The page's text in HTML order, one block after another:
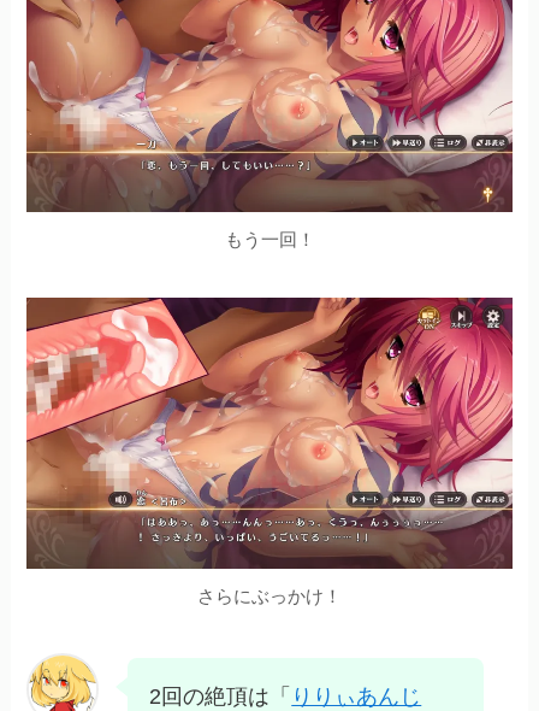
もう一回！
さらにぶっかけ！
2回の絶頂は「 りりぃあんじ